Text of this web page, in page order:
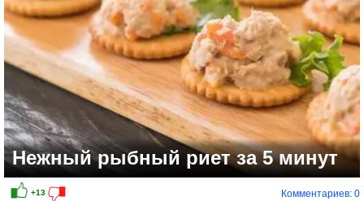
Нежный рыбный риет за 5 минут
Комментариев: 0